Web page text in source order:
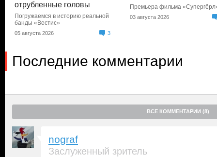
отрубленные головы
Погружаемся в историю реальной
банды «Вестис»
05 августа 2026 3
Премьера фильма
03 августа 2026
Последние комментарии
ВСЕ КОММЕНТАРИИ (8)
nograf
Заслуженный зритель